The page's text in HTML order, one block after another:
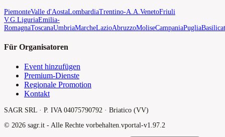
PiemonteValle d'AostaLombardiaTrentino-A.A. VenetoFriuli
V.G. LiguriaEmilia-
RomagnaToscanaUmbriaMarcheLazioAbruzzoMoliseCampaniaPuglia
Für Organisatoren
Event hinzufügen
Premium-Dienste
Regionale Promotion
Kontakt
SAGR SRL · P. IVA 04075790792 · Briatico (VV)
© 2026 sagr.it - Alle Rechte vorbehalten.vportal-v1.97.2